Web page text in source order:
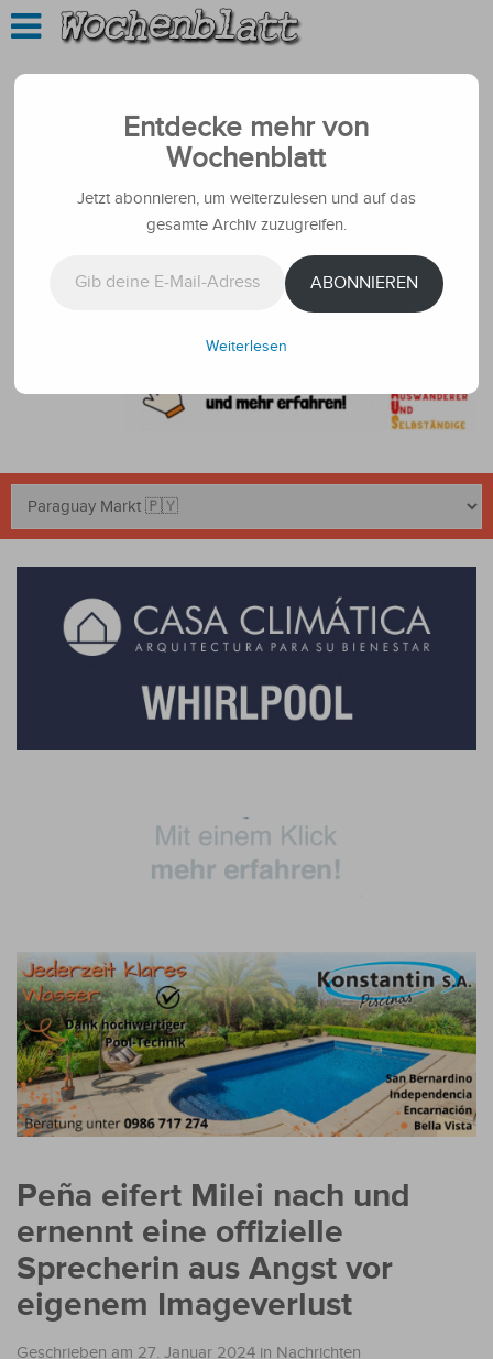
Peña eifert Milei nach und
ernennt eine offizielle
Sprecherin aus Angst vor
eigenem Imageverlust
Geschrieben am 27. Januar 2024 in Nachrichten
Entdecke mehr von
Wochenblatt
Jetzt abonnieren, um weiterzulesen und auf das
gesamte Archiv zuzugreifen.
ABONNIEREN
Weiterlesen